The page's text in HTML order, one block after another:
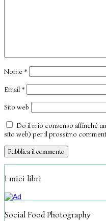
Nome *
Email *
Sito web
Do il mio consenso affinché
sito web) per il prossimo
I miei libri
Social Food Photography